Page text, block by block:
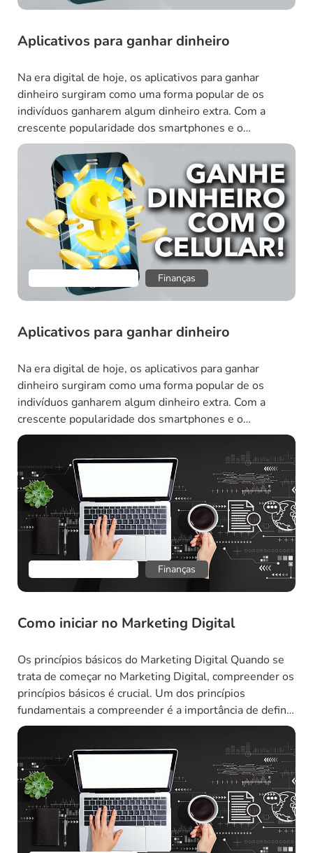
Aplicativos para ganhar dinheiro
Na era digital de hoje, os aplicativos para ganhar
dinheiro surgiram como uma forma popular de os
indivíduos ganharem algum dinheiro extra. Com a
crescente popularidade dos smartphones e o
surgimento de plataformas baseadas em aplicativos,
esses aplicativos criaram novas oportunidades para
qualquer pessoa com um smartphone e algum tempo
livre disponível. O que diferencia […]
Finanças
Aplicativos para ganhar dinheiro
Na era digital de hoje, os aplicativos para ganhar
dinheiro surgiram como uma forma popular de os
indivíduos ganharem algum dinheiro extra. Com a
crescente popularidade dos smartphones e o
surgimento de plataformas baseadas em aplicativos,
esses aplicativos criaram novas oportunidades para
qualquer pessoa com um smartphone e algum tempo
livre disponível. O que diferencia […]
Finanças
Como iniciar no Marketing Digital
Os princípios básicos do Marketing Digital Quando se
trata de começar no Marketing Digital, compreender os
princípios básicos é crucial. Um dos princípios
fundamentais a compreender é a importância de definir
o seu público-alvo. Antes de lançar qualquer campanha
de Marketing Digital, é essencial determinar quem são
seus clientes ideais e quais são suas necessidades, […]